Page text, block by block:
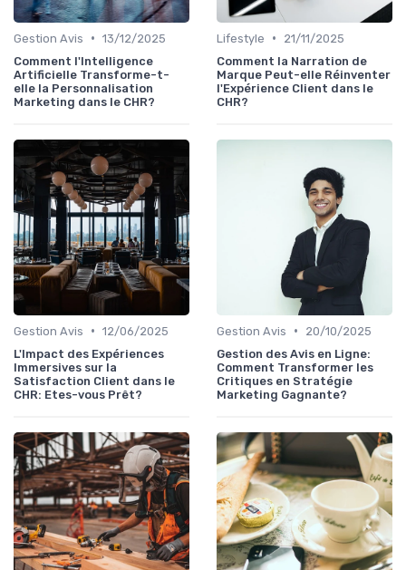
Gestion Avis • 13/12/2025
Comment l'Intelligence
Artificielle Transforme-t-
elle la Personnalisation
Marketing dans le CHR?
Lifestyle •
21/11/2025
Comment la Narration de
Marque Peut-elle Réinventer
l'Expérience Client dans le
CHR?
Gestion Avis • 12/06/2025
L'Impact des Expériences
Immersives sur la
Satisfaction Client dans le
CHR: Etes-vous Prêt?
Gestion Avis •
20/10/2025
Gestion des Avis en Ligne:
Comment Transformer les
Critiques en Stratégie
Marketing Gagnante?